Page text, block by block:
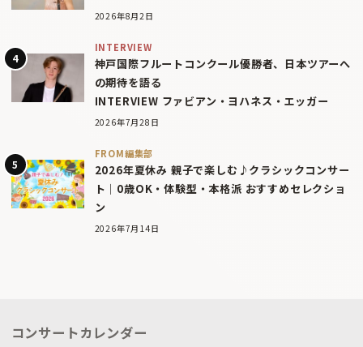
2026年8月2日
INTERVIEW
神戸国際フルートコンクール優勝者、日本ツアーへ
の期待を語る
INTERVIEW ファビアン・ヨハネス・エッガー
2026年7月28日
FROM編集部
2026年夏休み 親子で楽しむ♪クラシックコンサー
ト｜0歳OK・体験型・本格派 おすすめセレクショ
ン
2026年7月14日
コンサートカレンダー